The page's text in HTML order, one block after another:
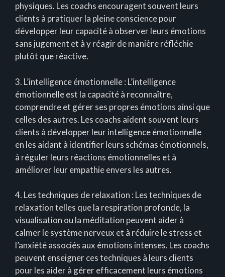
physiques. Les coachs encouragent souvent leurs
clients à pratiquer la pleine conscience pour
développer leur capacité à observer leurs émotions
sans jugement et à y réagir de manière réfléchie
plutôt que réactive.
3. L’intelligence émotionnelle : L’intelligence
émotionnelle est la capacité à reconnaître,
comprendre et gérer ses propres émotions ainsi que
celles des autres. Les coachs aident souvent leurs
clients à développer leur intelligence émotionnelle
en les aidant à identifier leurs schémas émotionnels,
à réguler leurs réactions émotionnelles et à
améliorer leur empathie envers les autres.
4. Les techniques de relaxation : Les techniques de
relaxation telles que la respiration profonde, la
visualisation ou la méditation peuvent aider à
calmer le système nerveux et à réduire le stress et
l’anxiété associés aux émotions intenses. Les coachs
peuvent enseigner ces techniques à leurs clients
pour les aider à gérer efficacement leurs émotions